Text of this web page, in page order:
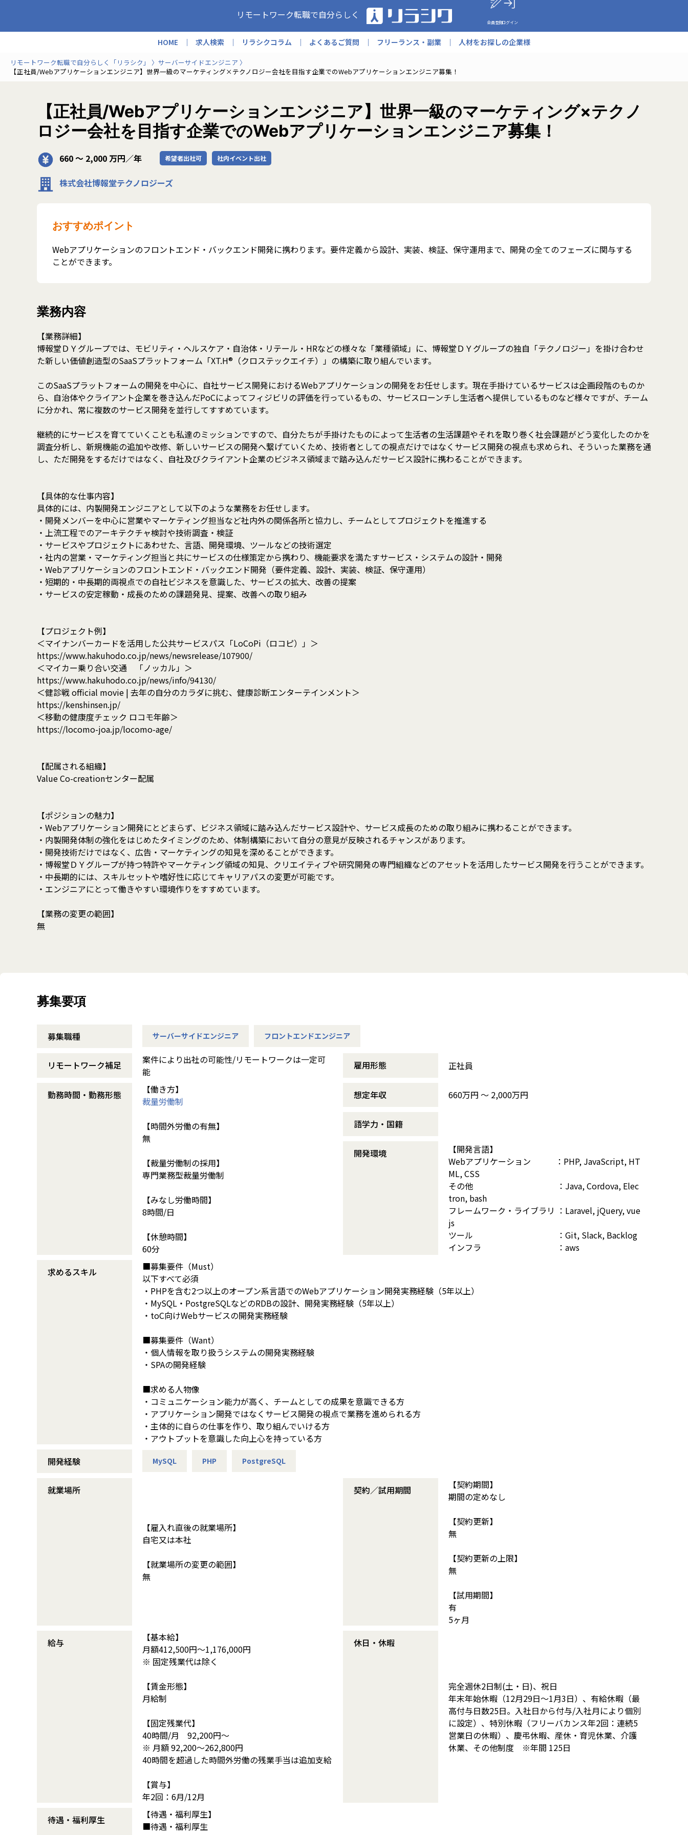
リモートワーク転職で自分らしく
会員登録ログイン
HOME 求人検索 リラシクコラム よくあるご質問 フリーランス・副業 人材をお探しの企業様
リモートワーク転職で自分らしく「リラシク」
サーバーサイドエンジニア
【正社員/Webアプリケーションエンジニア】世界一級のマーケティング×テクノロジー会社を目指す企業でのWebアプリケーションエンジニア募集！
【正社員/Webアプリケーションエンジニア】世界一級のマーケティング×テクノ
ロジー会社を目指す企業でのWebアプリケーションエンジニア募集！
660 〜 2,000 万円／年 希望者出社可 社内イベント出社
株式会社博報堂テクノロジーズ
おすすめポイント
Webアプリケーションのフロントエンド・バックエンド開発に携わります。要件定義から設計、実装、検証、保守運用まで、開発の全てのフェーズに関与する
ことができます。
業務内容
【業務詳細】
博報堂ＤＹグループでは、モビリティ・ヘルスケア・自治体・リテール・HRなどの様々な「業種領域」に、博報堂ＤＹグループの独自「テクノロジー」を掛け合わせ
た新しい価値創造型のSaaSプラットフォーム「XT.H®（クロステックエイチ）」の構築に取り組んでいます。
このSaaSプラットフォームの開発を中心に、自社サービス開発におけるWebアプリケーションの開発をお任せします。現在手掛けているサービスは企画段階のものか
ら、自治体やクライアント企業を巻き込んだPoCによってフィジビリの評価を行っているもの、サービスローンチし生活者へ提供しているものなど様々ですが、チーム
に分かれ、常に複数のサービス開発を並行してすすめています。
継続的にサービスを育てていくことも私達のミッションですので、自分たちが手掛けたものによって生活者の生活課題やそれを取り巻く社会課題がどう変化したのかを
調査分析し、新規機能の追加や改修、新しいサービスの開発へ繋げていくため、技術者としての視点だけではなくサービス開発の視点も求められ、そういった業務を通
し、ただ開発をするだけではなく、自社及びクライアント企業のビジネス領域まで踏み込んだサービス設計に携わることができます。
【具体的な仕事内容】
具体的には、内製開発エンジニアとして以下のような業務をお任せします。
・開発メンバーを中心に営業やマーケティング担当など社内外の関係各所と協力し、チームとしてプロジェクトを推進する
・上流工程でのアーキテクチャ検討や技術調査・検証
・サービスやプロジェクトにあわせた、言語、開発環境、ツールなどの技術選定
・社内の営業・マーケティング担当と共にサービスの仕様策定から携わり、機能要求を満たすサービス・システムの設計・開発
・Webアプリケーションのフロントエンド・バックエンド開発（要件定義、設計、実装、検証、保守運用）
・短期的・中長期的両視点での自社ビジネスを意識した、サービスの拡大、改善の提案
・サービスの安定稼動・成長のための課題発見、提案、改善への取り組み
【プロジェクト例】
＜マイナンバーカードを活用した公共サービスパス「LoCoPi（ロコピ）」＞
https://www.hakuhodo.co.jp/news/newsrelease/107900/
＜マイカー乗り合い交通 「ノッカル」＞
https://www.hakuhodo.co.jp/news/info/94130/
＜健診戦 official movie | 去年の自分のカラダに挑む、健康診断エンターテインメント＞
https://kenshinsen.jp/
＜移動の健康度チェック ロコモ年齢＞
https://locomo-joa.jp/locomo-age/
【配属される組織】
Value Co-creationセンター配属
【ポジションの魅力】
・Webアプリケーション開発にとどまらず、ビジネス領域に踏み込んだサービス設計や、サービス成長のための取り組みに携わることができます。
・内製開発体制の強化をはじめたタイミングのため、体制構築において自分の意見が反映されるチャンスがあります。
・開発技術だけではなく、広告・マーケティングの知見を深めることができます。
・博報堂ＤＹグループが持つ特許やマーケティング領域の知見、クリエイティブや研究開発の専門組織などのアセットを活用したサービス開発を行うことができます。
・中長期的には、スキルセットや嗜好性に応じてキャリアパスの変更が可能です。
・エンジニアにとって働きやすい環境作りをすすめています。
【業務の変更の範囲】
無
募集要項
募集職種 サーバーサイドエンジニア フロントエンドエンジニア
リモートワーク補足
案件により出社の可能性/リモートワークは一定可
能
雇用形態 正社員
勤務時間・勤務形態
【働き方】
裁量労働制
【時間外労働の有無】
無
【裁量労働制の採用】
専門業務型裁量労働制
【みなし労働時間】
8時間/日
【休憩時間】
60分
想定年収 660万円 〜 2,000万円
語学力・国籍
開発環境
【開発言語】
Webアプリケーション ：PHP, JavaScript, HT
ML, CSS
その他 ：Java, Cordova, Elec
tron, bash
フレームワーク・ライブラリ ：Laravel, jQuery, vue
js
ツール ：Git, Slack, Backlog
インフラ ：aws
求めるスキル
■募集要件（Must）
以下すべて必須
・PHPを含む2つ以上のオープン系言語でのWebアプリケーション開発実務経験（5年以上）
・MySQL・PostgreSQLなどのRDBの設計、開発実務経験（5年以上）
・toC向けWebサービスの開発実務経験
■募集要件（Want）
・個人情報を取り扱うシステムの開発実務経験
・SPAの開発経験
■求める人物像
・コミュニケーション能力が高く、チームとしての成果を意識できる方
・アプリケーション開発ではなくサービス開発の視点で業務を進められる方
・主体的に自らの仕事を作り、取り組んでいける方
・アウトプットを意識した向上心を持っている方
開発経験
MySQL PHP PostgreSQL
就業場所
【雇入れ直後の就業場所】
自宅又は本社
【就業場所の変更の範囲】
無
契約／試用期間
【契約期間】
期間の定めなし
【契約更新】
無
【契約更新の上限】
無
【試用期間】
有
5ヶ月
給与
【基本給】
月額412,500円～1,176,000円
※ 固定残業代は除く
【賃金形態】
月給制
【固定残業代】
40時間/月 92,200円～
※ 月額 92,200～262,800円
40時間を超過した時間外労働の残業手当は追加支給
【賞与】
年2回：6月/12月
休日・休暇
完全週休2日制(土・日)、祝日
年末年始休暇（12月29日～1月3日）、有給休暇（最
高付与日数25日。入社日から付与/入社月により個別
に設定）、特別休暇（フリーバカンス年2回：連続5
営業日の休暇）、慶弔休暇、産休・育児休業、介護
休業、その他制度 ※年間 125日
待遇・福利厚生
【待遇・福利厚生】
■待遇・福利厚生